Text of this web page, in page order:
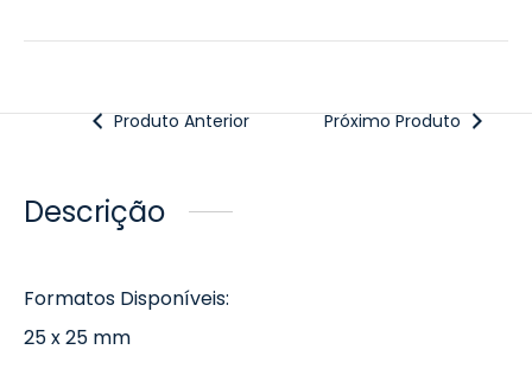
Produto Anterior Próximo Produto
Descrição
Formatos Disponíveis:
25 x 25 mm